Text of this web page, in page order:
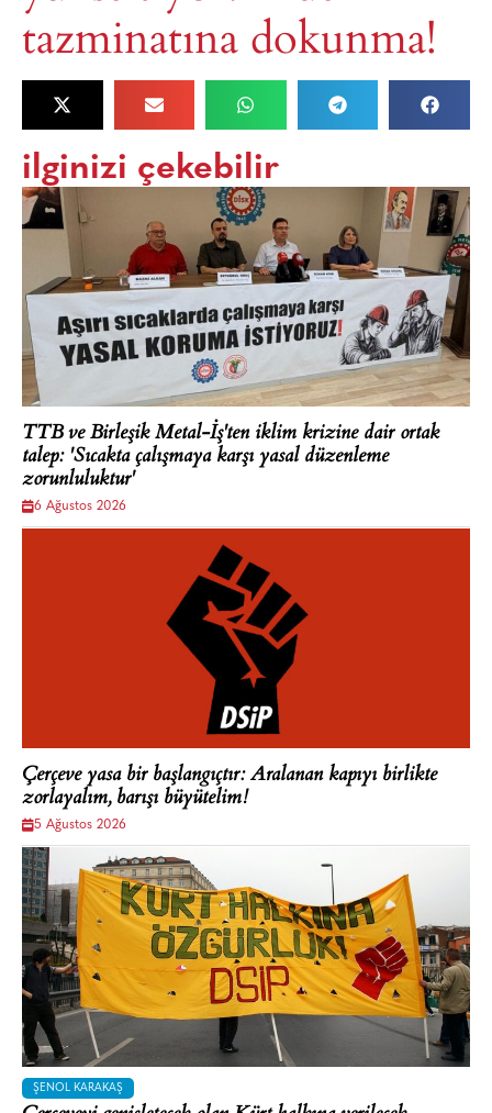
tazminatına dokunma!
ilginizi çekebilir
TTB ve Birleşik Metal-İş'ten iklim krizine dair ortak
talep: 'Sıcakta çalışmaya karşı yasal düzenleme
zorunluluktur'
6 Ağustos 2026
Çerçeve yasa bir başlangıçtır: Aralanan kapıyı birlikte
zorlayalım, barışı büyütelim!
5 Ağustos 2026
ŞENOL KARAKAŞ